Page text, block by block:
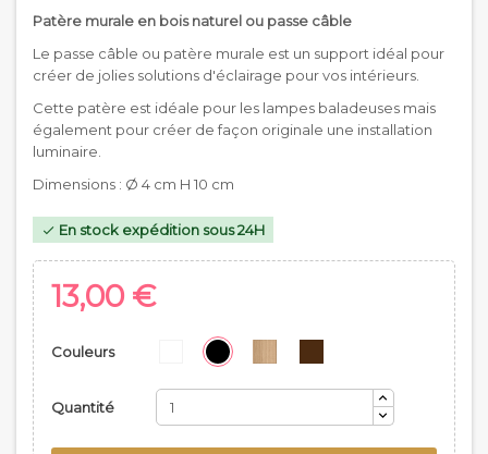
Patère murale en bois naturel ou passe câble
Le passe câble ou patère murale est un support idéal pour
créer de jolies solutions d'éclairage pour vos intérieurs.
Cette patère est idéale pour les lampes baladeuses mais
également pour créer de façon originale une installation
luminaire.
Dimensions : Ø 4 cm H 10 cm
 En stock expédition sous 24H
13,00 €
Couleurs
Quantité